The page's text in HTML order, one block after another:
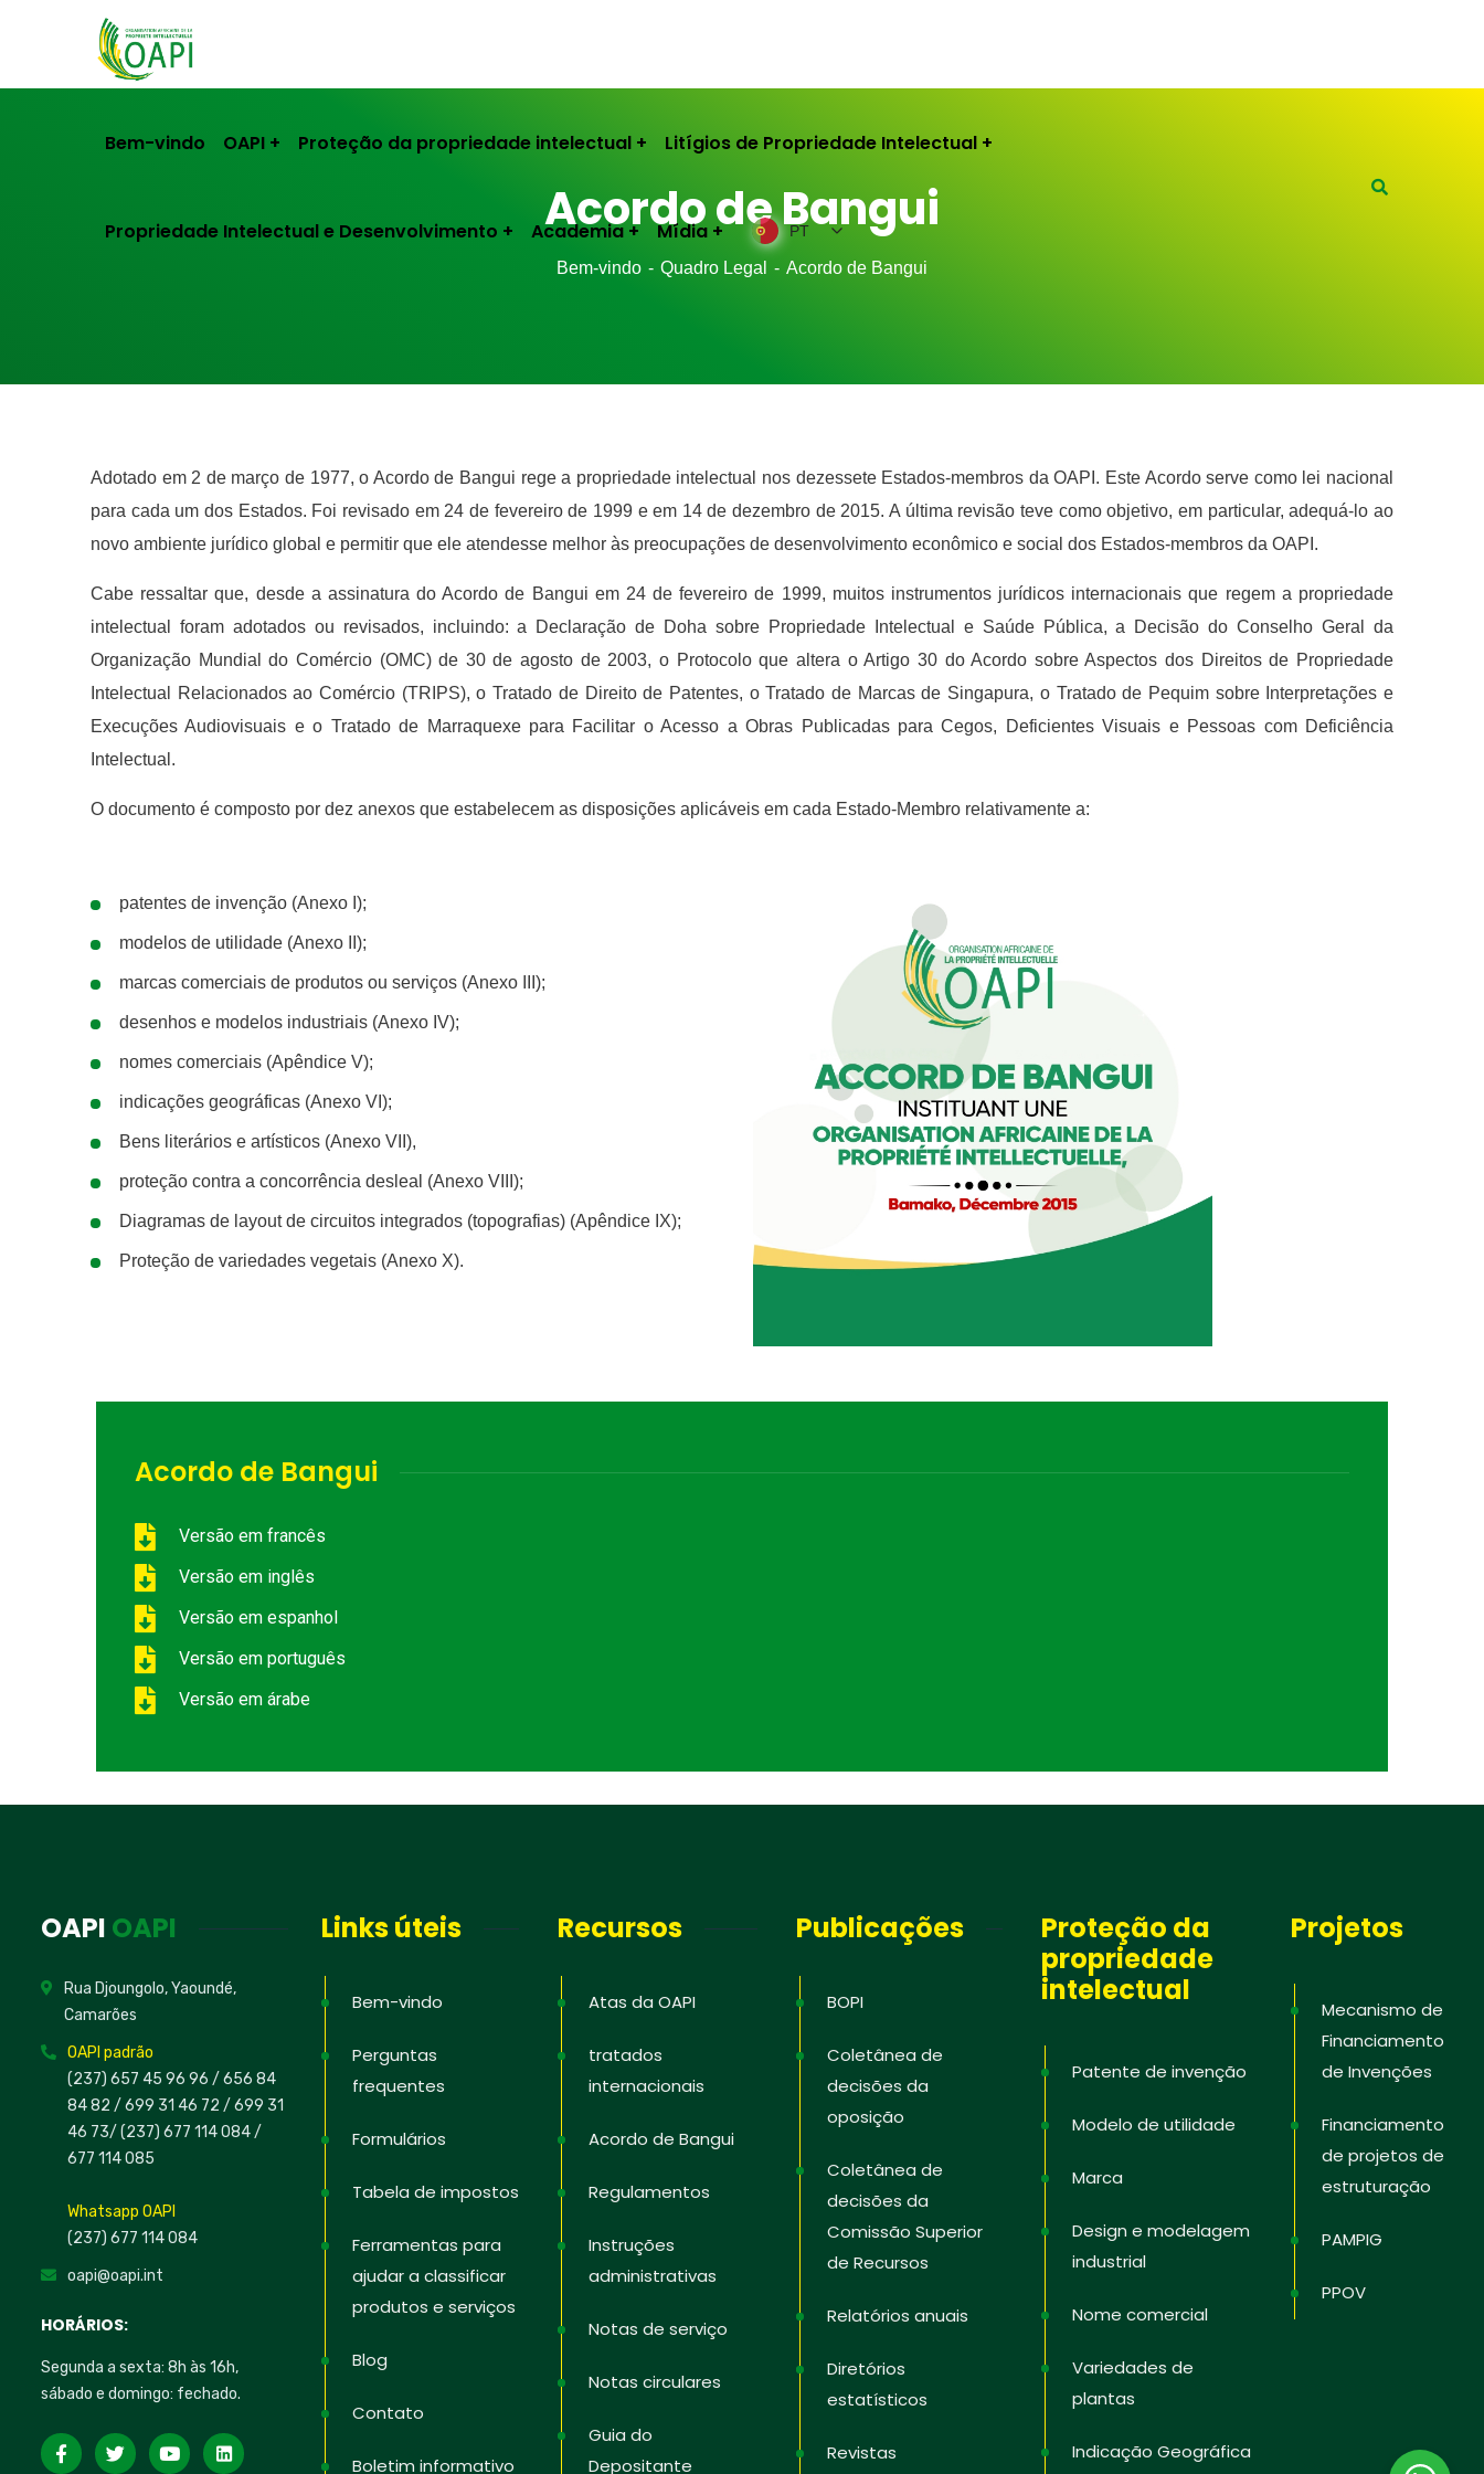
Bem-vindo OAPI Proteção da propriedade intelectual Litígios de Propriedade Intelectual
Propriedade Intelectual e Desenvolvimento Academia Mídia PT
Acordo de Bangui
Bem-vindo Quadro Legal Acordo de Bangui
Adotado em 2 de março de 1977, o Acordo de Bangui rege a propriedade intelectual nos dezessete Estados-membros da OAPI. Este Acordo serve como lei nacional
para cada um dos Estados. Foi revisado em 24 de fevereiro de 1999 e em 14 de dezembro de 2015. A última revisão teve como objetivo, em particular, adequá-lo ao
novo ambiente jurídico global e permitir que ele atendesse melhor às preocupações de desenvolvimento econômico e social dos Estados-membros da OAPI.
Cabe ressaltar que, desde a assinatura do Acordo de Bangui em 24 de fevereiro de 1999, muitos instrumentos jurídicos internacionais que regem a propriedade
intelectual foram adotados ou revisados, incluindo: a Declaração de Doha sobre Propriedade Intelectual e Saúde Pública, a Decisão do Conselho Geral da
Organização Mundial do Comércio (OMC) de 30 de agosto de 2003, o Protocolo que altera o Artigo 30 do Acordo sobre Aspectos dos Direitos de Propriedade
Intelectual Relacionados ao Comércio (TRIPS), o Tratado de Direito de Patentes, o Tratado de Marcas de Singapura, o Tratado de Pequim sobre Interpretações e
Execuções Audiovisuais e o Tratado de Marraquexe para Facilitar o Acesso a Obras Publicadas para Cegos, Deficientes Visuais e Pessoas com Deficiência
Intelectual.
O documento é composto por dez anexos que estabelecem as disposições aplicáveis ​​em cada Estado-Membro relativamente a:
patentes de invenção (Anexo I);
modelos de utilidade (Anexo II);
marcas comerciais de produtos ou serviços (Anexo III);
desenhos e modelos industriais (Anexo IV);
nomes comerciais (Apêndice V);
indicações geográficas (Anexo VI);
Bens literários e artísticos (Anexo VII),
proteção contra a concorrência desleal (Anexo VIII);
Diagramas de layout de circuitos integrados (topografias) (Apêndice IX);
Proteção de variedades vegetais (Anexo X).
Acordo de Bangui
Versão em francês
Versão em inglês
Versão em espanhol
Versão em português
Versão em árabe
OAPI OAPI
Rua Djoungolo, Yaoundé,
Camarões
OAPI padrão
(237) 657 45 96 96 / 656 84
84 82 / 699 31 46 72 / 699 31
46 73/ (237) 677 114 084 /
677 114 085
Whatsapp OAPI
(237) 677 114 084
oapi@oapi.int
HORÁRIOS:
Segunda a sexta: 8h às 16h,
sábado e domingo: fechado.
Links úteis
Bem-vindo
Perguntas
frequentes
Formulários
Tabela de impostos
Ferramentas para
ajudar a classificar
produtos e serviços
Blog
Contato
Boletim informativo
Recursos
Atas da OAPI
tratados
internacionais
Acordo de Bangui
Regulamentos
Instruções
administrativas
Notas de serviço
Notas circulares
Guia do
Depositante
Publicações
BOPI
Coletânea de
decisões da
oposição
Coletânea de
decisões da
Comissão Superior
de Recursos
Relatórios anuais
Diretórios
estatísticos
Revistas
Proteção da
propriedade
intelectual
Patente de invenção
Modelo de utilidade
Marca
Design e modelagem
industrial
Nome comercial
Variedades de
plantas
Indicação Geográfica
Projetos
Mecanismo de
Financiamento
de Invenções
Financiamento
de projetos de
estruturação
PAMPIG
PPOV
Boletim informativo
Cadastre-se para receber as informações mais
recentes, ofertas de treinamento, notícias sobre
propriedade intelectual nos Estados Unidos, dicas